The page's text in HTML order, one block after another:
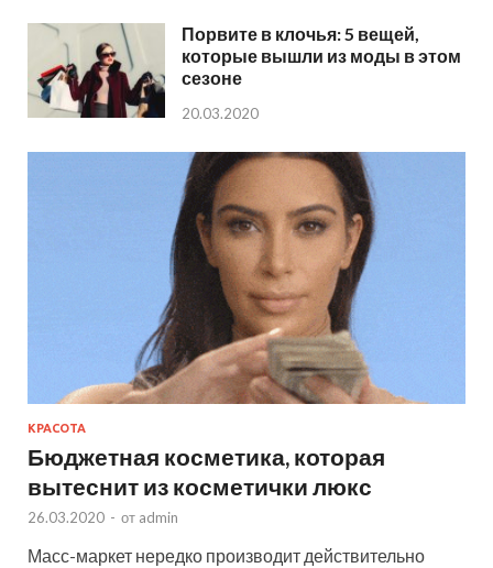
Порвите в клочья: 5 вещей,
которые вышли из моды в этом
сезоне
20.03.2020
КРАСОТА
Бюджетная косметика, которая
вытеснит из косметички люкс
26.03.2020 - от admin
Масс-маркет нередко производит действительно